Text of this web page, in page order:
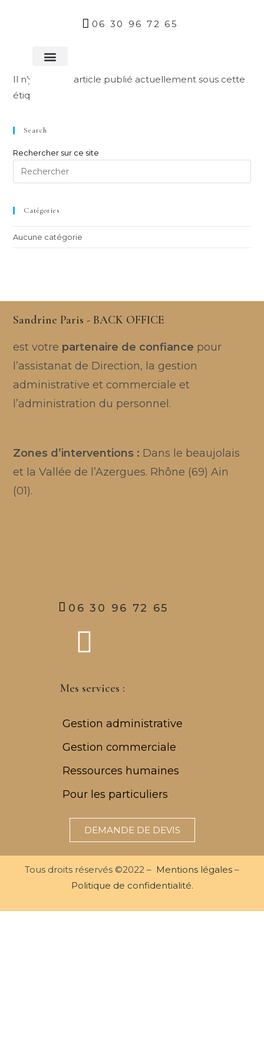
06 30 96 72 65
Il n’y a aucun article publié actuellement sous cette
étiquette.
Search
Rechercher sur ce site
Catégories
Aucune catégorie
Sandrine Paris - BACK OFFICE
est votre partenaire de confiance pour
l’assistanat de Direction, la gestion
administrative et commerciale et
l’administration du personnel.
Zones d’interventions : Dans le beaujolais
et la Vallée de l’Azergues. Rhône (69) Ain
(01).
06 30 96 72 65
Mes services :
Gestion administrative
Gestion commerciale
Ressources humaines
Pour les particuliers
DEMANDE DE DEVIS
Tous droits réservés ©2022 – Mentions légales –
Politique de confidentialité.